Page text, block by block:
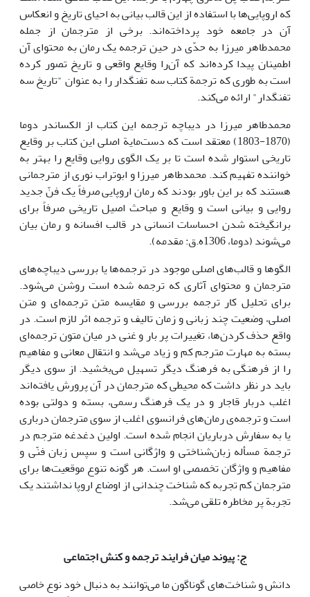
که اروپایی‌ها با استفاده از این قالب بیانی به احیای تاریخ و انعکاس
آن در جامعه خود پرداخته‌اند. برخی از مترجمان از جمله
محمدطاهر میرزا به حدّی در حین ترجمه یک رمان به محتوای آن
اطمینان پیدا کرده‌اند که آن‌را وقایع واقعی و تاریخ تصور کرده
است به طوری که ترجمة کتاب سه تفنگدار را به عنوان "تاریخ سه
تفنگدار" ارائه می‌کند.
محمدطاهر میرزا در دیباچه‌ ترجمه این کتاب از الکساندر دوما
(1870-1803) معتقد است که دست‌مایة اصلی این کتاب بر وقایع
تاریخی استوار شده است تا بر یک الگوی روایی وقایع را بهتر به
خواننده تفهیم کند. محمدطاهر میرزا و ابوتراب نوری از مترجمانی
هستند که بر این باور بودند که رمان اروپایی صرفاً یک فنّ جدید
روایی و بیانی است و وقایع و مباحث اصیل تاریخی صرفاً برای
برانگیخته شدن احساسات انسانی در قالب افسانه و رمان بیان
می‌شوند (دوما، 1306ه.ق: مقدمه).
الگوها و قالب‌های اصلی موجود در ترجمه‌ها یا بررسی دیباچه‌های
مترجمان و محتوای آثاری که ترجمه شده است روشن می‌شود.
برای تحلیل کار ترجمه بررسی و مقایسه متن ترجمه‌ای و متن
اصلی، وضعیت چند زبانی و زمان تالیف و ترجمه اثر لازم است. در
واقع حذف کردن‌ها، تغییرات پر بار و غنی در میان متون ترجمه‌ای
بسته به مهارت مترجم کم و زیاد می‌شد و انتقال معانی و مفاهیم
را از فرهنگی به فرهنگ دیگر تسهیل می‌بخشید. از سوی دیگر
باید در نظر داشت که محیطی که مترجمان در آن پرورش یافته‌اند
اغلب دربار قاجار و در یک فرهنگ رسمی، بسته و دولتی بوده
است و ترجمه‌ی رمان‌های فرانسوی اغلب از سوی مترجمان درباری
یا به سفارش درباریان انجام شده است. اولین دغدغه مترجم در
ترجمة مسأله‌ زبان‌شناختی و واژگانی است و سپس زبان فنّی و
مفاهیم و واژگان تخصصی او است. هر گونه تنوع موقعیت‌ها برای
مترجمان کم تجربه که شناخت چندانی از اوضاع اروپا نداشتند یک
تجربة پر مخاطره‌ تلقی می‌‌شد.
ج: پیوند میان فرایند ترجمه و کنش اجتماعی
دانش و شناخت‌های گوناگون ما می‌توانند به دنبال خود نوع خاصی